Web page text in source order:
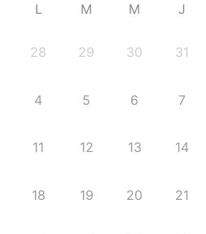
L M M J
28 29 30 31
4 5 6 7
11 12 13 14
18 19 20 21